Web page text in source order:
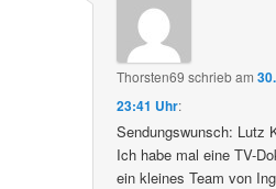
Thorsten69 schriebam
23:41 Uhr:
Sendungswunsch: Lutz
Ich habe mal eine TV-
ein kleines Team von